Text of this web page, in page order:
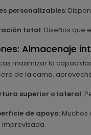
personalizables:
total: Diseños que
Almacenaje
maximizar la
de la cama,
superior o lateral:
de apoyo:
improvisada.